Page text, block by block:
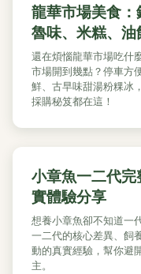
龍華市場美食
魯味、米糕、油
還在煩惱龍華市場吃什
市場開到幾點？停車方
鮮、古早味甜湯粉粿冰
採購秘笈都在這！
小章魚一二代
實體驗分享
想養小章魚卻不知道一
一二代的核心差異、飼
動的真實經驗，幫你避
主。